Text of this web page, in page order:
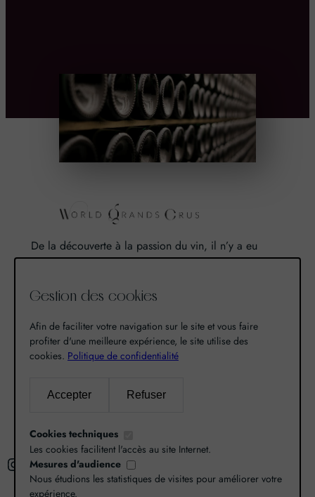
De la découverte à la passion du vin, il n’y a eu
qu’un pas. Un pas que nous avons franchi en faisant
là est né World Grands Crus avec pour mission de
nos terroirs.
Recherche
c
Instagram X
Gestion des cookies
Afin de faciliter votre navigation sur le site et vous faire
profiter d'une meilleure expérience, le site utilise des
cookies. Politique de confidentialité
Accepter Refuser
Cookies techniques
Les cookies facilitent l'accès au site Internet.
Mesures d'audience
Nous étudions les statistiques de visites pour améliorer votre
expérience.